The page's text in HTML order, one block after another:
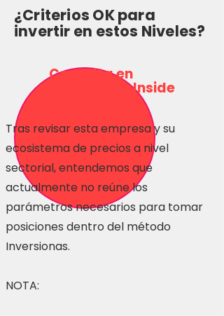
¿Criterios OK para
invertir en estos Niveles?
Consulta en
Inversionas Inside
Tras revisar esta empresa y su
ecosistema de precios a nivel
sectorial, entendemos que
actualmente no reúne los
parámetros necesarios para tomar
posiciones dentro del método
Inversionas.
NOTA: